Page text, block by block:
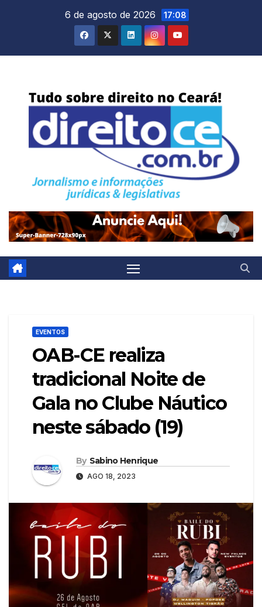
6 de agosto de 2026 17:08
EVENTOS
OAB-CE realiza
tradicional Noite de
Gala no Clube Náutico
neste sábado (19)
By Sabino Henrique
AGO 18, 2023